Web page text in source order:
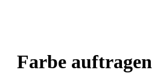
Farbe auftragen